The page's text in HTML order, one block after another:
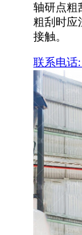
轴研点粗
粗刮时应
接触。
联系电话: